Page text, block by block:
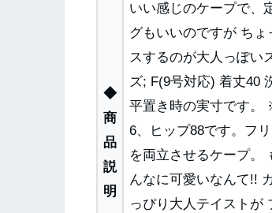
◆
商
品
説
明
いい感じのケープで、
グもいいのですが ち
スするのが大人っぽい
ズ; F(9号対応) 着丈40
平置き時の実寸です。
6、ヒップ88です。フ
を両立させるケープ。
んなに可愛いなんて!!
っぴり大人テイストが